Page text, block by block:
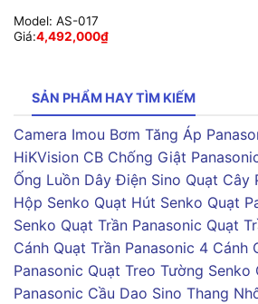
Model: AS-017
Giá:4,492,000₫
SẢN PHẨM HAY TÌM KIẾM
Camera Imou Bơm Tăng Áp
HiKVision CB Chống Giật
Ống Luồn Dây Điện Sino Quạt Cây
Hộp Senko Quạt Hút Senko Quạt
Senko Quạt Trần Panasonic Quạt
Cánh Quạt Trần Panasonic 4 Cánh
Panasonic Quạt Treo Tường Senko
Panasonic Cầu Dao Sino Thang